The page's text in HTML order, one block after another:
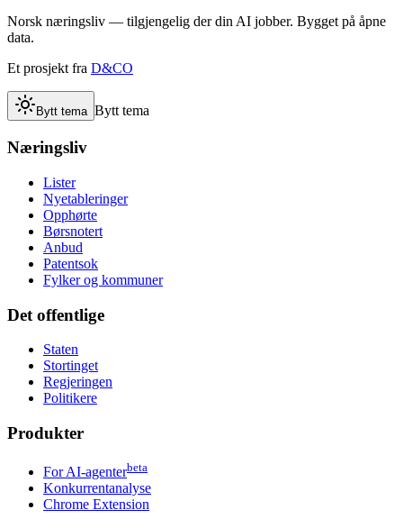
Norsk næringsliv — tilgjengelig der din AI jobber. Bygget på åpne
data.
Et prosjekt fra D&CO
Bytt tema Bytt tema
Næringsliv
Lister
Nyetableringer
Opphørte
Børsnotert
Anbud
Patentsok
Fylker og kommuner
Det offentlige
Staten
Stortinget
Regjeringen
Politikere
Produkter
For AI-agenterbeta
Konkurrentanalyse
Chrome Extension